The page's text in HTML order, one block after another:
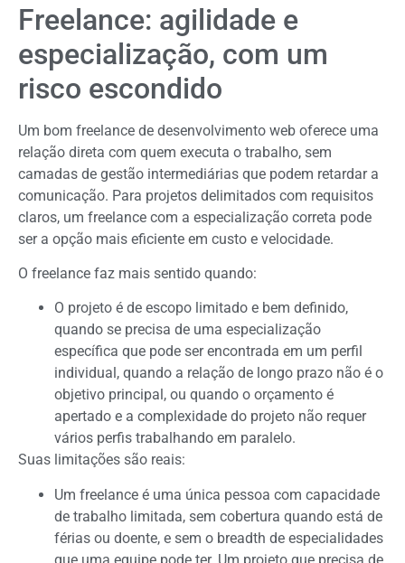
Freelance: agilidade e
especialização, com um
risco escondido
Um bom freelance de desenvolvimento web oferece uma
relação direta com quem executa o trabalho, sem
camadas de gestão intermediárias que podem retardar a
comunicação. Para projetos delimitados com requisitos
claros, um freelance com a especialização correta pode
ser a opção mais eficiente em custo e velocidade.
O freelance faz mais sentido quando:
O projeto é de escopo limitado e bem definido,
quando se precisa de uma especialização
específica que pode ser encontrada em um perfil
individual, quando a relação de longo prazo não é o
objetivo principal, ou quando o orçamento é
apertado e a complexidade do projeto não requer
vários perfis trabalhando em paralelo.
Suas limitações são reais:
Um freelance é uma única pessoa com capacidade
de trabalho limitada, sem cobertura quando está de
férias ou doente, e sem o breadth de especialidades